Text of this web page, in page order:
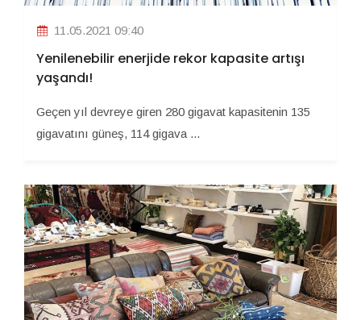
11.05.2021 09:40
Yenilenebilir enerjide rekor kapasite artışı
yaşandı!
Geçen yıl devreye giren 280 gigavat kapasitenin 135
gigavatını güneş, 114 gigava ...